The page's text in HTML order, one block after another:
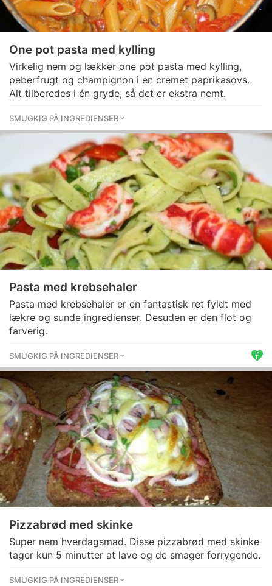
One pot pasta med kylling
Virkelig nem og lækker one pot pasta med kylling,
peberfrugt og champignon i en cremet paprikasovs.
Alt tilberedes i én gryde, så det er ekstra nemt.
SMUGKIG PÅ INGREDIENSER
Pasta med krebsehaler
Pasta med krebsehaler er en fantastisk ret fyldt med
lækre og sunde ingredienser. Desuden er den flot og
farverig.
SMUGKIG PÅ INGREDIENSER
Pizzabrød med skinke
Super nem hverdagsmad. Disse pizzabrød med skinke
tager kun 5 minutter at lave og de smager forrygende.
SMUGKIG PÅ INGREDIENSER